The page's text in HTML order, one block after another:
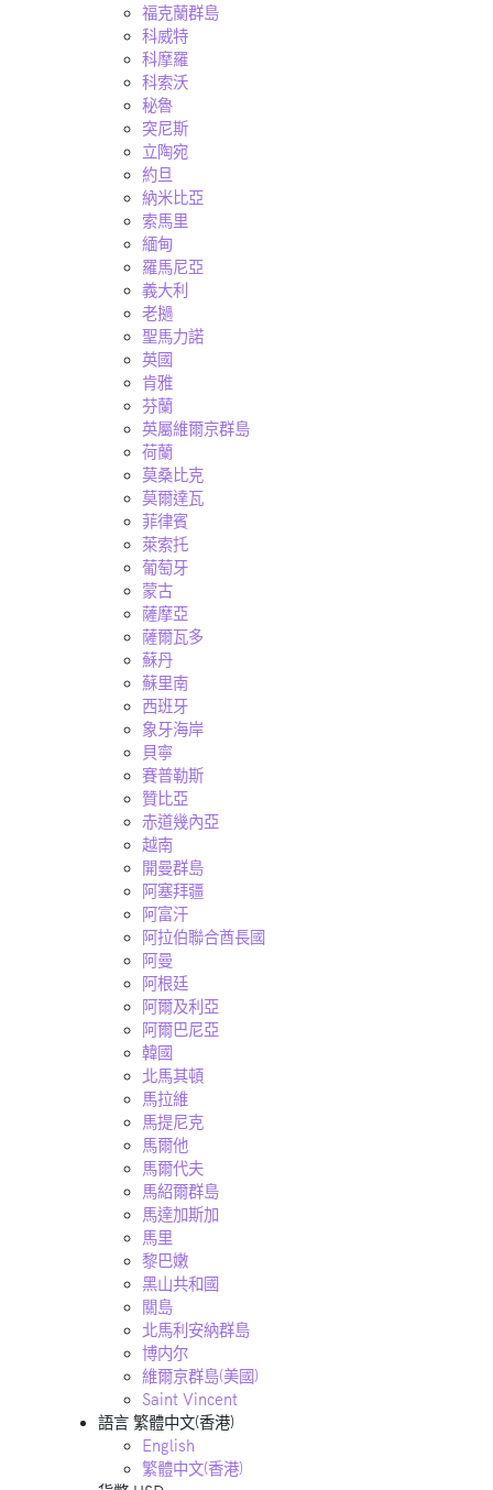
福克蘭群島
科威特
科摩羅
科索沃
秘魯
突尼斯
立陶宛
約旦
納米比亞
索馬里
緬甸
羅馬尼亞
義大利
老撾
聖馬力諾
英國
肯雅
芬蘭
英屬維爾京群島
荷蘭
莫桑比克
莫爾達瓦
菲律賓
萊索托
葡萄牙
蒙古
薩摩亞
薩爾瓦多
蘇丹
蘇里南
西班牙
象牙海岸
貝寧
賽普勒斯
贊比亞
赤道幾內亞
越南
開曼群島
阿塞拜疆
阿富汗
阿拉伯聯合酋長國
阿曼
阿根廷
阿爾及利亞
阿爾巴尼亞
韓國
北馬其頓
馬拉維
馬提尼克
馬爾他
馬爾代夫
馬紹爾群島
馬達加斯加
馬里
黎巴嫩
黑山共和國
關島
北馬利安納群島
博内尔
維爾京群島(美國)
Saint Vincent
語言 繁體中文(香港)
English
繁體中文(香港)